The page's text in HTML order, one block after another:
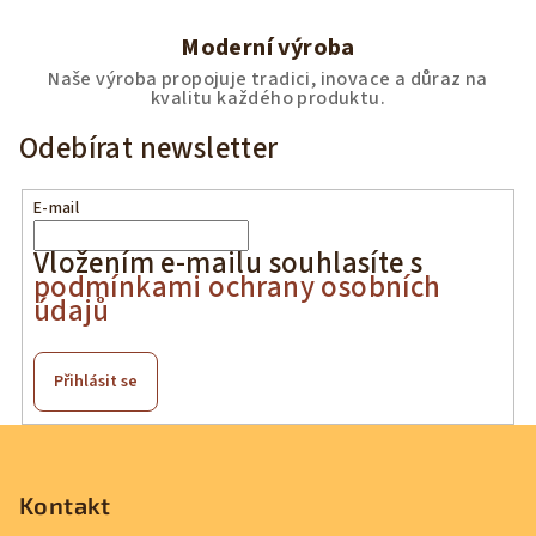
Moderní výroba
Naše výroba propojuje tradici, inovace a důraz na
kvalitu každého produktu.
Odebírat newsletter
E-mail
Vložením e-mailu souhlasíte s
podmínkami ochrany osobních
údajů
Přihlásit se
Kontakt